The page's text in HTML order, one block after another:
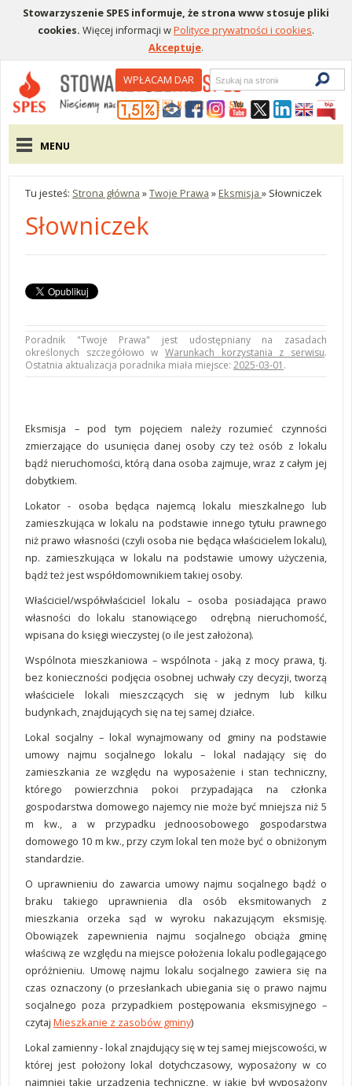
Stowarzyszenie SPES informuje, że strona www stosuje pliki
cookies. Więcej informacji wPolityce prywatności i cookies.
Akceptuje.
Menu pomocniczeWPŁACAM DAR
Wyszukiwarka
Menu główne
MENU
Tu jesteś: Strona główna »Twoje Prawa » Eksmisja » Słowniczek
Słowniczek
Eksmisja – pod tym pojęciem należy rozumieć czynności
zmierzające do usunięcia danej osoby czy też osób z lokalu
bądź nieruchomości, którą dana osoba zajmuje, wraz z całym jej
dobytkiem.
Lokator - osoba będąca najemcą lokalu mieszkalnego lub
zamieszkująca w lokalu na podstawie innego tytułu prawnego
niż prawo własności (czyli osoba nie będąca właścicielem lokalu),
np. zamieszkująca w lokalu na podstawie umowy użyczenia,
bądź też jest współdomownikiem takiej osoby.
Właściciel/współwłaściciel lokalu – osoba posiadająca prawo
własności do lokalu stanowiącego odrębną nieruchomość,
wpisana do księgi wieczystej (o ile jest założona).
Wspólnota mieszkaniowa – wspólnota - jaką z mocy prawa, tj.
bez konieczności podjęcia osobnej uchwały czy decyzji, tworzą
właściciele lokali mieszczących się w jednym lub kilku
budynkach, znajdujących się na tej samej działce.
Lokal socjalny – lokal wynajmowany od gminy na podstawie
umowy najmu socjalnego lokalu – lokal nadający się do
zamieszkania ze względu na wyposażenie i stan techniczny,
którego powierzchnia pokoi przypadająca na członka
gospodarstwa domowego najemcy nie może być mniejsza niż 5
m kw., a w przypadku jednoosobowego gospodarstwa
domowego 10 m kw., przy czym lokal ten może być o obniżonym
standardzie.
O uprawnieniu do zawarcia umowy najmu socjalnego bądź o
braku takiego uprawnienia dla osób eksmitowanych z
mieszkania orzeka sąd w wyroku nakazującym eksmisję.
Obowiązek zapewnienia najmu socjalnego obciąża gminę
właściwą ze względu na miejsce położenia lokalu podlegającego
opróżnieniu. Umowę najmu lokalu socjalnego zawiera się na
czas oznaczony (o przesłankach ubiegania się o prawo najmu
socjalnego poza przypadkiem postępowania eksmisyjnego –
czytaj Mieszkanie z zasobów gminy)
Lokal zamienny - lokal znajdujący się w tej samej miejscowości, w
której jest położony lokal dotychczasowy, wyposażony w co
najmniej takie urządzenia techniczne, w jakie był wyposażony
Poradnik "Twoje Prawa" jest udostępniany na zasadach
określonych szczegółowo w Warunkach korzystania z serwisu.
Ostatnia aktualizacja poradnika miała miejsce: 2025-03-01 .